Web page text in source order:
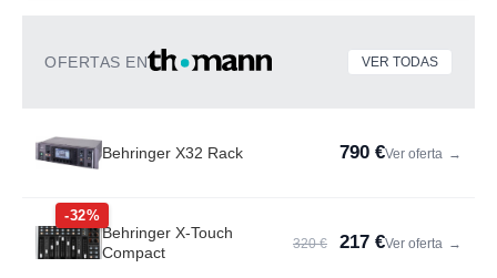
OFERTAS EN VER TODAS
Behringer X32 Rack 790 €Ver oferta →
-32%
Behringer X-Touch
Compact
320 € 217 €Ver oferta →